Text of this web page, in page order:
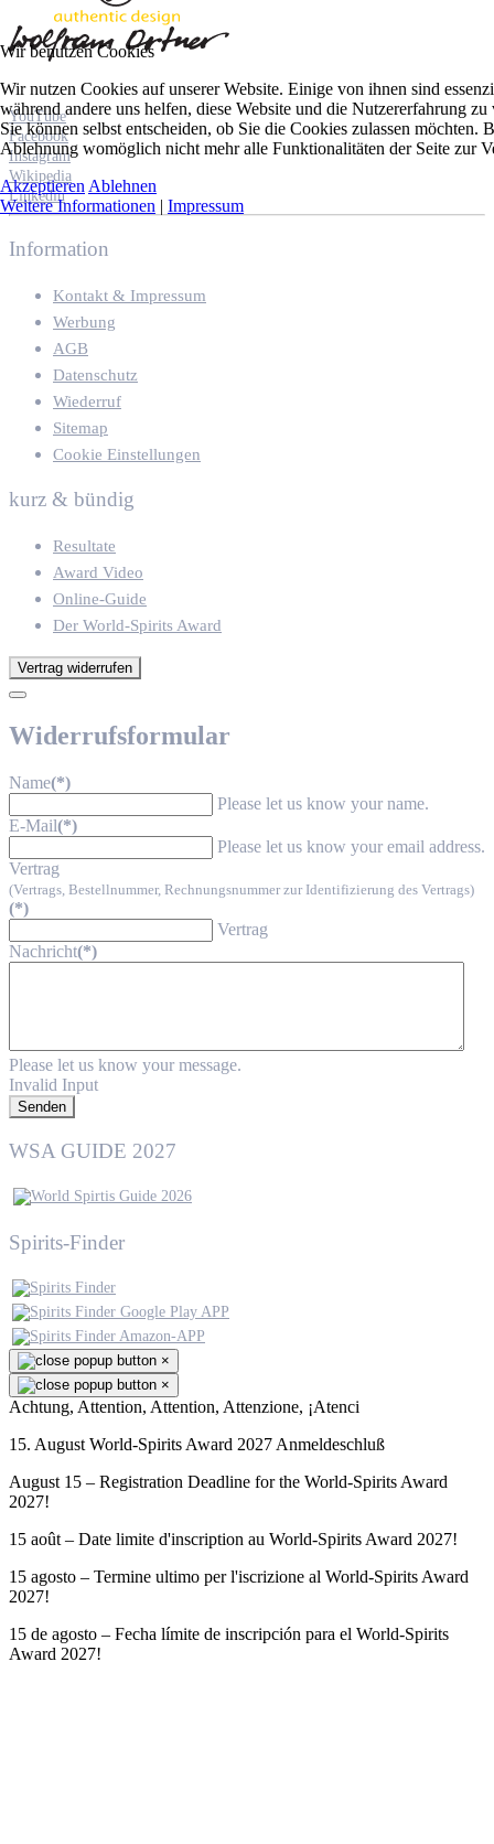
YouTube
Facebook
Instagram
Wikipedia
Linkedin
Information
Kontakt & Impressum
Werbung
AGB
Datenschutz
Wiederruf
Sitemap
Cookie Einstellungen
kurz & bündig
Resultate
Award Video
Online-Guide
Der World-Spirits Award
Vertrag widerrufen
Widerrufsformular
Name(*)
Please let us know your name.
E-Mail(*)
Please let us know your email address.
Vertrag
(Vertrags, Bestellnummer, Rechnungsnummer zur Identifizierung des Vertrags)
(*)
Vertrag
Nachricht(*)
Please let us know your message.
Invalid Input
Senden
WSA GUIDE 2027
Spirits-Finder
×
×
Achtung, Attention, Attention, Attenzione, ¡Atenci
15. August World-Spirits Award 2027 Anmeldeschluß
August 15 – Registration Deadline for the World-Spirits Award
2027!
15 août – Date limite d'inscription au World-Spirits Award 2027!
15 agosto – Termine ultimo per l'iscrizione al World-Spirits Award
2027!
15 de agosto – Fecha límite de inscripción para el World-Spirits
Award 2027!
Wir benutzen Cookies
Wir nutzen Cookies auf unserer Website. Einige von ihnen sind
während andere uns helfen, diese Website und die Nutzererfahrung
Sie können selbst entscheiden, ob Sie die Cookies zulassen möchten.
Ablehnung womöglich nicht mehr alle Funktionalitäten der Seite zur
Akzeptieren Ablehnen
Weitere Informationen | Impressum